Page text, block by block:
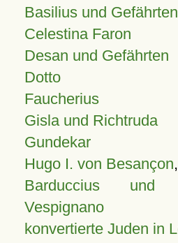
Basilius und Gefährten
Celestina Faron
Desan und Gefährten
Dotto
Faucherius
Gisla und Richtruda
Gundekar
Hugo I. von Besançon,
Barduccius und
Vespignano
konvertierte Juden in